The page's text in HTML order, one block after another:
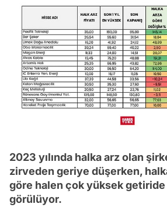
2023 yılında halka arz olan
zirveden geriye düşerken,
göre halen çok yüksek getiride
görülüyor.